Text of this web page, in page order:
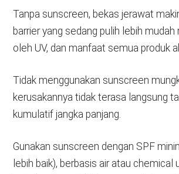
Tanpa sunscreen, bekas jerawat
barrier yang sedang pulih lebih mudah
oleh UV, dan manfaat semua produk
Tidak menggunakan sunscreen
kerusakannya tidak terasa langsung
kumulatif jangka panjang.
Gunakan sunscreen dengan SPF
lebih baik), berbasis air atau chemical